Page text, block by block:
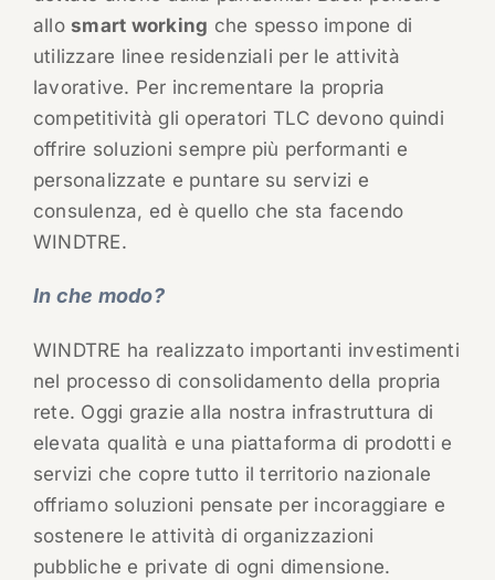
allo smart working che spesso impone di
utilizzare linee residenziali per le attività
lavorative. Per incrementare la propria
competitività gli operatori TLC devono quindi
offrire soluzioni sempre più performanti e
personalizzate e puntare su servizi e
consulenza, ed è quello che sta facendo
WINDTRE.
In che modo?
WINDTRE ha realizzato importanti investimenti
nel processo di consolidamento della propria
rete. Oggi grazie alla nostra infrastruttura di
elevata qualità e una piattaforma di prodotti e
servizi che copre tutto il territorio nazionale
offriamo soluzioni pensate per incoraggiare e
sostenere le attività di organizzazioni
pubbliche e private di ogni dimensione.